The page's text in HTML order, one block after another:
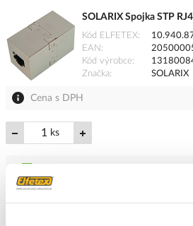
SOLARIX Spojka STP
Kód ELFETEX
EAN
Kód výrobce
Značka
SOLARIX
Cena s DPH
ks
5dní